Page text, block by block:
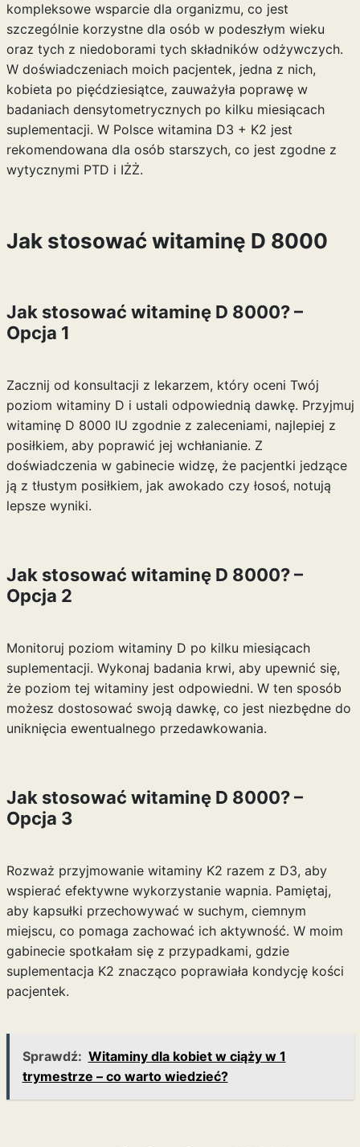
kompleksowe wsparcie dla organizmu, co jest
szczególnie korzystne dla osób w podeszłym wieku
oraz tych z niedoborami tych składników odżywczych.
W doświadczeniach moich pacjentek, jedna z nich,
kobieta po pięćdziesiątce, zauważyła poprawę w
badaniach densytometrycznych po kilku miesiącach
suplementacji. W Polsce witamina D3 + K2 jest
rekomendowana dla osób starszych, co jest zgodne z
wytycznymi PTD i IŻŻ.
Jak stosować witaminę D 8000
Jak stosować witaminę D 8000? –
Opcja 1
Zacznij od konsultacji z lekarzem, który oceni Twój
poziom witaminy D i ustali odpowiednią dawkę. Przyjmuj
witaminę D 8000 IU zgodnie z zaleceniami, najlepiej z
posiłkiem, aby poprawić jej wchłanianie. Z
doświadczenia w gabinecie widzę, że pacjentki jedzące
ją z tłustym posiłkiem, jak awokado czy łosoś, notują
lepsze wyniki.
Jak stosować witaminę D 8000? –
Opcja 2
Monitoruj poziom witaminy D po kilku miesiącach
suplementacji. Wykonaj badania krwi, aby upewnić się,
że poziom tej witaminy jest odpowiedni. W ten sposób
możesz dostosować swoją dawkę, co jest niezbędne do
uniknięcia ewentualnego przedawkowania.
Jak stosować witaminę D 8000? –
Opcja 3
Rozważ przyjmowanie witaminy K2 razem z D3, aby
wspierać efektywne wykorzystanie wapnia. Pamiętaj,
aby kapsułki przechowywać w suchym, ciemnym
miejscu, co pomaga zachować ich aktywność. W moim
gabinecie spotkałam się z przypadkami, gdzie
suplementacja K2 znacząco poprawiała kondycję kości
pacjentek.
Sprawdź: Witaminy dla kobiet w ciąży w 1
trymestrze – co warto wiedzieć?